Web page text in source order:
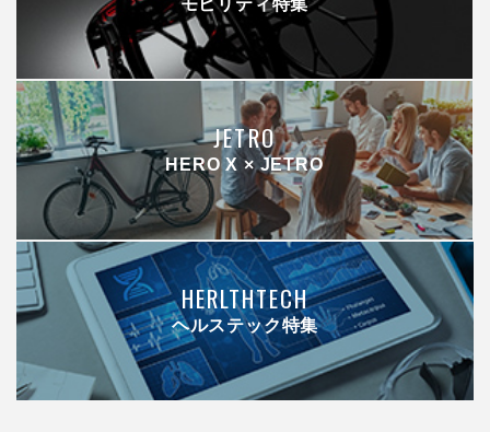
モビリティ特集
JETRO
HERO X × JETRO
HERLTHTECH
ヘルステック特集